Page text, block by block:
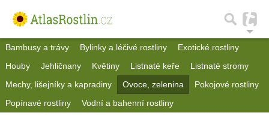
Bambusy a trávy Bylinky a léčivé rostliny
Exotické rostliny
Houby
Jehličnany Květiny Listnaté keře
Listnaté stromy
Mechy, lišejníky a kapradiny
Ovoce, zelenina
Pokojové rostliny
Popínavé rostliny
Vodní a bahenní rostliny